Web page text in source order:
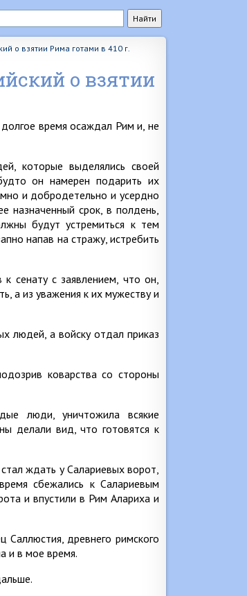
о взятии Рима готами в 410 г.
о взятии
время осаждал Рим и, не
которые выделялись своей
он намерен подарить их
и добродетельно и усердно
назначенный срок, в полдень,
будут устремиться к тем
напав на стражу, истребить
сенату с заявлением, что он,
а из уважения к их мужеству и
людей, а войску отдал приказ
коварства со стороны
люди, уничтожила всякие
делали вид, что готовятся к
ждать у Салариевых ворот,
сбежались к Салариевым
и впустили в Рим Алариха и
древнего римского
и в мое время.